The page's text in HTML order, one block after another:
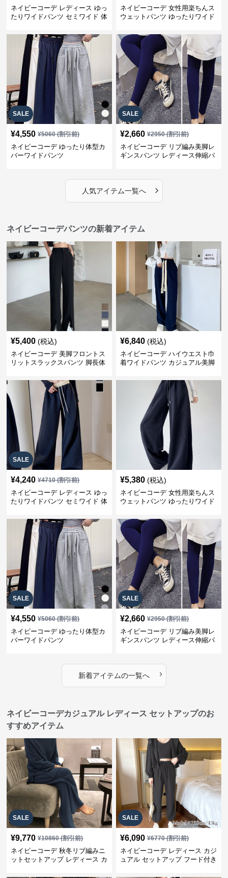
ネイビーコーデ レディース ゆっ
たりワイドパンツ セミワイド 体
ネイビーコーデ 女性用楽ちんス
ウェットパンツ ゆったりワイド
SALE
¥4,550 ¥5060(割引前)
ネイビーコーデ ゆったり体型カ
バーワイドパンツ
SALE
¥2,660 ¥2950(割引前)
ネイビーコーデ リブ編み美脚レ
ギンスパンツ レディース伸縮パ
人気アイテム一覧へ ›
ネイビーコーデパンツの新着アイテム
¥5,400 (税込)
ネイビーコーデ 美脚フロントス
リットスラックスパンツ 脚長体
¥6,840 (税込)
ネイビーコーデ ハイウエスト巾
着ワイドパンツ カジュアル美脚
SALE
¥4,240 ¥4710(割引前)
ネイビーコーデ レディース ゆっ
たりワイドパンツ セミワイド 体
¥5,380 (税込)
ネイビーコーデ 女性用楽ちんス
ウェットパンツ ゆったりワイド
SALE
¥4,550 ¥5060(割引前)
ネイビーコーデ ゆったり体型カ
バーワイドパンツ
SALE
¥2,660 ¥2950(割引前)
ネイビーコーデ リブ編み美脚レ
ギンスパンツ レディース伸縮パ
新着アイテムの一覧へ ›
ネイビーコーデカジュアル レディース セットアップのお
すすめアイテム
SALE
¥9,770 ¥10860(割引前)
ネイビーコーデ 秋冬リブ編みニ
ットセットアップ レディース カ
SALE
¥6,090 ¥6770(割引前)
ネイビーコーデ レディース カジ
ュアル セットアップ フード付き